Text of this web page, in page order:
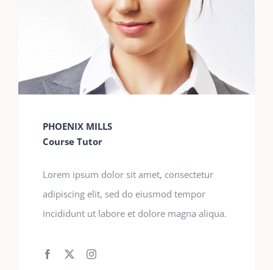
PHOENIX MILLS
Course Tutor
Lorem ipsum dolor sit amet, consectetur
adipiscing elit, sed do eiusmod tempor
incididunt ut labore et dolore magna aliqua.